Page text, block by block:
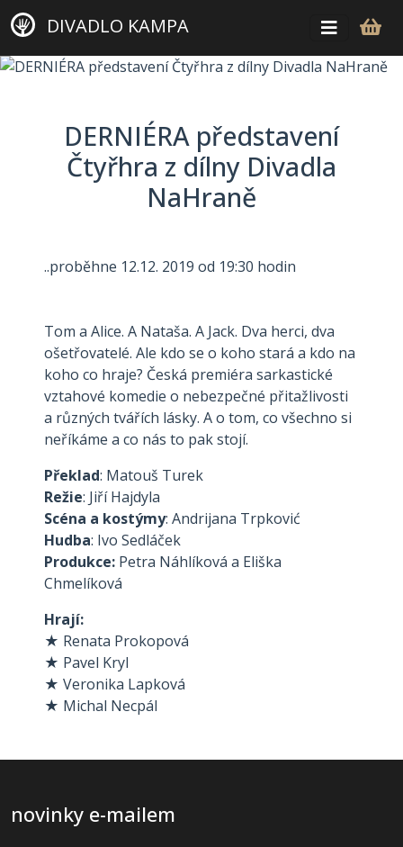
DIVADLO KAMPA
DERNIÉRA představení
Čtyřhra z dílny Divadla
NaHraně
..proběhne 12.12. 2019 od 19:30 hodin
Tom a Alice. A Nataša. A Jack. Dva herci, dva
ošetřovatelé. Ale kdo se o koho stará a kdo na
koho co hraje? Česká premiéra sarkastické
vztahové komedie o nebezpečné přitažlivosti
a různých tvářích lásky. A o tom, co všechno si
neříkáme a co nás to pak stojí.
Překlad: Matouš Turek
Režie: Jiří Hajdyla
Scéna a kostýmy: Andrijana Trpković
Hudba: Ivo Sedláček
Produkce: Petra Náhlíková a Eliška
Chmelíková
Hrají:
★ Renata Prokopová
★ Pavel Kryl
★ Veronika Lapková
★ Michal Necpál
novinky e-mailem